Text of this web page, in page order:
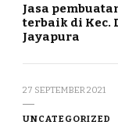
Jasa
terbaik di Kec.
Jayapura
27 SEPTEMBER 2021
UNCATEGORIZED